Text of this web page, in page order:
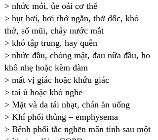
> nhức mỏi, ủe oải cơ thể
> hụt hơi, hơi thở ngắn, thở dốc, khó
thở, sổ mũi, chảy nước mắt
> khó tập trung, hay quên
> nhức đầu, chóng mặt, đau nữa đầu, ho
khô nhẹ hoặc kèm đàm
> mất vị giác hoặc khứu giác
> tai ù hoặc khó nghe
> Mặt và da tái nhạt, chán ăn uống
> Khí phổi thủng – emphysema
> Bệnh phổi tắc nghẽn mãn tính sau một